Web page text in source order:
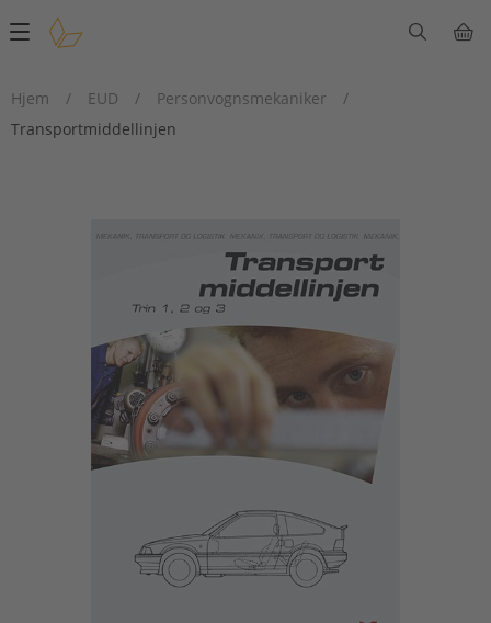
Main
Hjem
/ EUD / Personvognsmekaniker
/
Transportmiddellinjen